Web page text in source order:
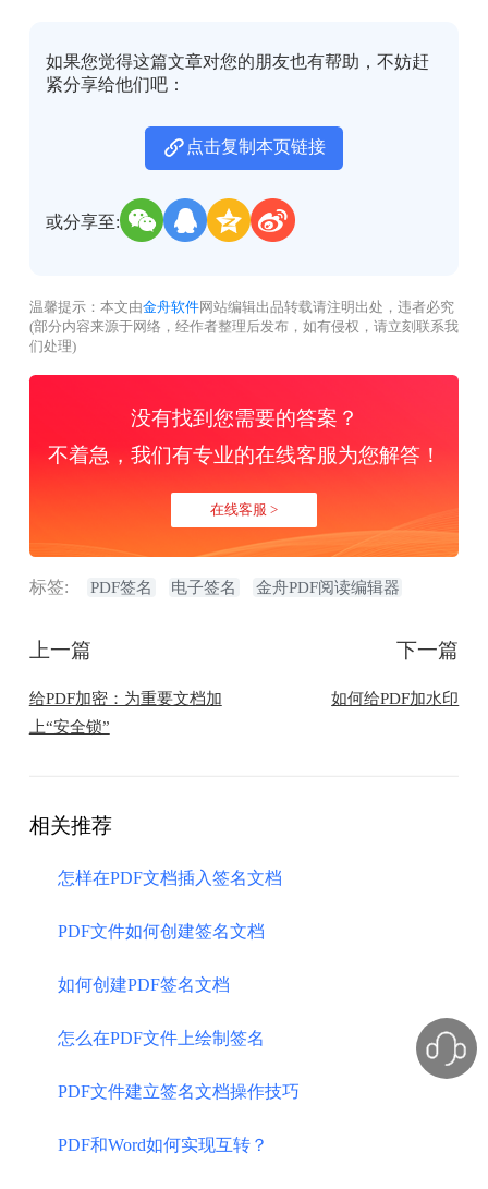
如果您觉得这篇文章对您的朋友也有帮助，不妨赶
紧分享给他们吧：
点击复制本页链接
或分享至:
温馨提示：本文由金舟软件网站编辑出品转载请注明出处，违者必究
(部分内容来源于网络，经作者整理后发布，如有侵权，请立刻联系我
们处理)
没有找到您需要的答案？
不着急，我们有专业的在线客服为您解答！
在线客服 >
标签: PDF签名 电子签名 金舟PDF阅读编辑器
上一篇
给PDF加密：为重要文档加
上“安全锁”
下一篇
如何给PDF加水印
相关推荐
怎样在PDF文档插入签名文档
PDF文件如何创建签名文档
如何创建PDF签名文档
怎么在PDF文件上绘制签名
PDF文件建立签名文档操作技巧
PDF和Word如何实现互转？